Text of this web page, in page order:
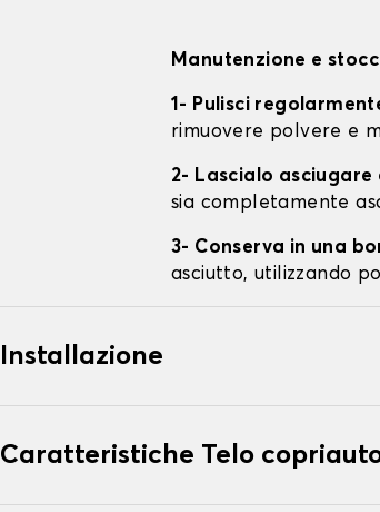
Manutenzione e
1- Pulisci
rimuovere polvere e
2- Lascialo
sia completamente
3- Conserva in una
asciutto, utilizzando
Installazione
Caratteristiche Telo